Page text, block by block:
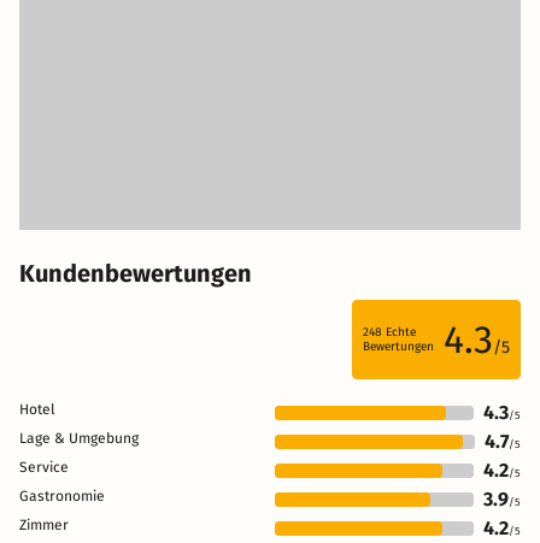
Kundenbewertungen
248 Echte
Bewertungen
4.3/5
Hotel 4.3/5
Lage & Umgebung 4.7/5
Service 4.2/5
Gastronomie 3.9/5
Zimmer 4.2/5